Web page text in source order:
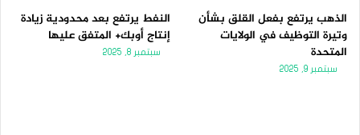
الذهب يرتفع بفعل القلق بشأن
وتيرة التوظيف في الولايات
المتحدة
سبتمبر 9, 2025
النفط يرتفع بعد محدودية زيادة
إنتاج أوبك+ المتفق عليها
سبتمبر 8, 2025